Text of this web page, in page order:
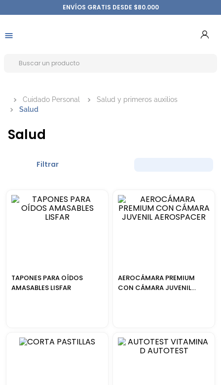
ENVÍOS GRATIS DESDE $80.000
Cuidado Personal
Salud y primeros auxilios
Salud
Salud
Filtrar
TAPONES PARA OÍDOS
AMASABLES LISFAR
AEROCÁMARA PREMIUM
CON CÁMARA JUVENIL